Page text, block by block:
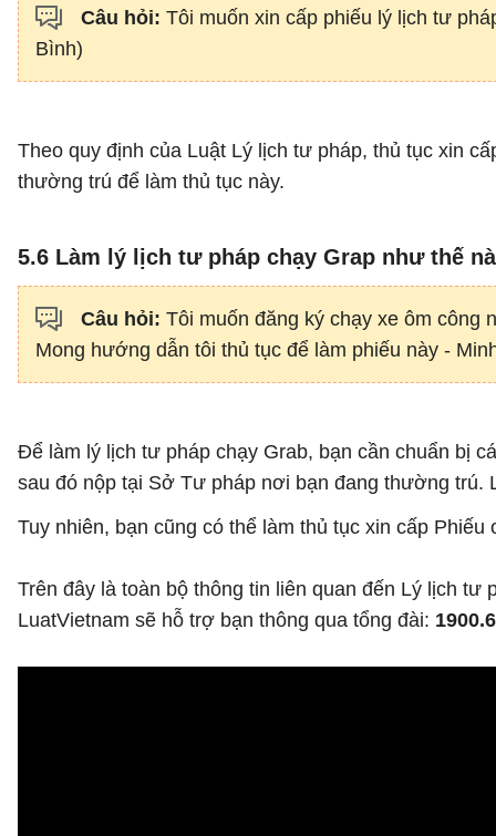
Câu hỏi: Tôi muốn xin cấp phiếu lý lịch tư
Bình)
Theo quy định của Luật Lý lịch tư pháp, thủ tục xin
thường trú để làm thủ tục này.
5.6 Làm lý lịch tư pháp chạy Grap như thế
Câu hỏi: Tôi muốn đăng ký chạy xe ôm công
Mong hướng dẫn tôi thủ tục để làm phiếu này -
Để làm lý lịch tư pháp chạy Grab, bạn cần chuẩn bị
sau đó nộp tại Sở Tư pháp nơi bạn đang thường trú.
Tuy nhiên, bạn cũng có thể làm thủ tục xin cấp
Trên đây là toàn bộ thông tin liên quan đến Lý lịch
LuatVietnam sẽ hỗ trợ bạn thông qua tổng đài: